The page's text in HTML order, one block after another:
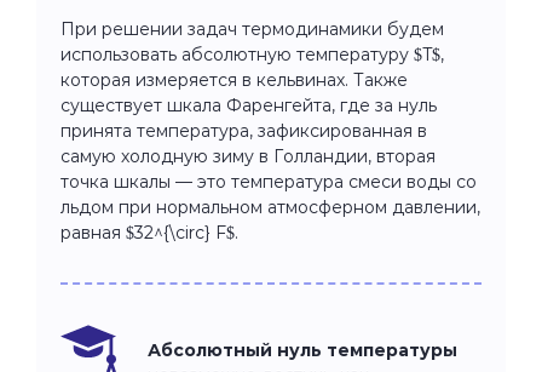
При решении задач термодинамики будем
использовать абсолютную температуру $T$,
которая измеряется в кельвинах. Также
существует шкала Фаренгейта, где за нуль
принята температура, зафиксированная в
самую холодную зиму в Голландии, вторая
точка шкалы — это температура смеси воды со
льдом при нормальном атмосферном давлении,
равная $32^{\circ} F$.
Абсолютный нуль температуры